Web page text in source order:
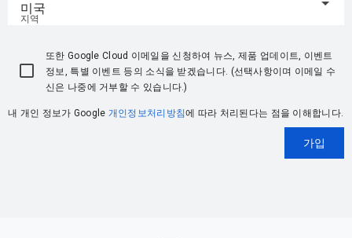
지역
미국
또한 Google Cloud 이메일을 신청하여 뉴스, 제품 업데이트, 이벤트
정보, 특별 이벤트 등의 소식을 받겠습니다. (선택사항이며 이메일 수
신은 나중에 거부할 수 있습니다.)
내 개인 정보가 Google 개인정보처리방침에 따라 처리된다는 점을 이해합니다.
가입